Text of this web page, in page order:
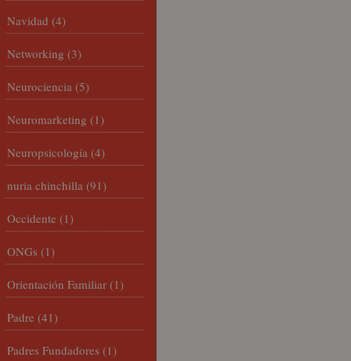
Navidad (4)
Networking (3)
Neurociencia (5)
Neuromarketing (1)
Neuropsicología (4)
nuria chinchilla (91)
Occidente (1)
ONGs (1)
Orientación Familiar (1)
Padre (41)
Padres Fundadores (1)